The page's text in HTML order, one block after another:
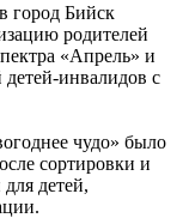
город Бийск
родителей
«Апрель» и
инвалидов с
чудо» было
сортировки и
детей,